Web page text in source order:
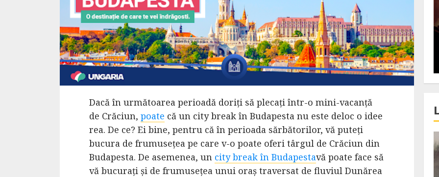
Dacă în următoarea perioadă doriți să plecați într-o mini-vacanță
de Crăciun, poate că un city break în Budapesta nu este deloc o idee
rea. De ce? Ei bine, pentru că în perioada sărbătorilor, vă puteți
bucura de frumusețea pe care v-o poate oferi târgul de Crăciun din
Budapesta. De asemenea, un city break în Budapestavă poate face să
vă bucurați și de frumusețea unui oraș traversat de fluviul Dunărea
Ce poti vizita in jurul
Clujului cand te afli intr-un
weekend prelungit in
“Orasul Comoara”?
ALEXANDRU S. MAY 31, 2023
Festivalurile Clujului. De
ce atrage Clujul tinerii si
pe cei mai in varsta an de
an?
ALEXANDRU S. DECEMBER 13, 2023
4 min read 3 min read